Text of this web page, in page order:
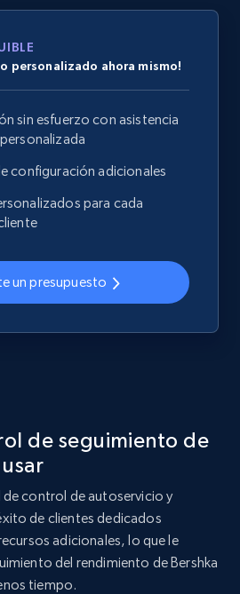
by keyword search
Description, Initial
Reviews count, and
Comenzar ahora
global dataset - Collects
category URL
Description, Initial
Reviews count, and
global dataset - Collect
seller URL
Description, Initial
Reviews count, and
personalizado ahora mismo!
sin esfuerzo con asistencia
configuración adicionales
para cada
un presupuesto
de seguimiento de
control de autoservicio y
de clientes dedicados
adicionales, lo que le
del rendimiento de Bershka
tiempo.